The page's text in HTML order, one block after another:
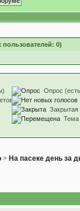
0)
Опрос
Закрытая
Тема
> На пасеке день за